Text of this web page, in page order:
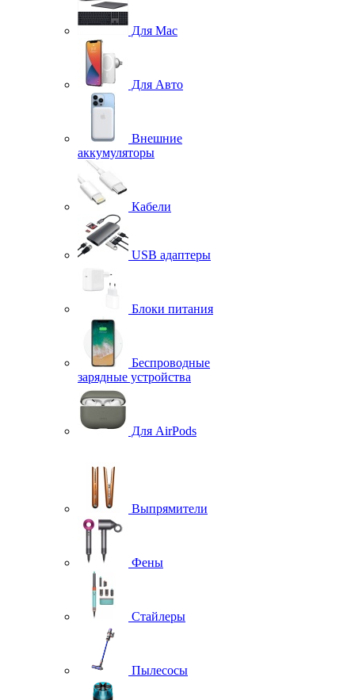
Для Mac
Для Авто
Внешние
аккумуляторы
Кабели
USB адаптеры
Блоки питания
Беспроводные
зарядные устройства
Для AirPods
Выпрямители
Фены
Стайлеры
Пылесосы